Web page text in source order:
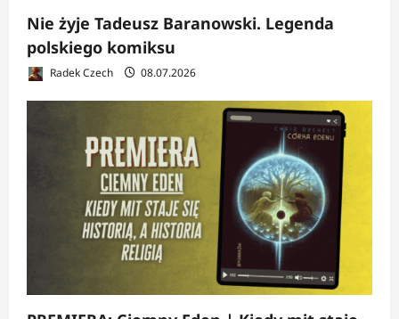
Nie żyje Tadeusz Baranowski. Legenda
polskiego komiksu
Radek Czech 08.07.2026